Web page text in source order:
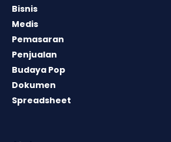
Bisnis
Medis
Pemasaran
Penjualan
Budaya Pop
Dokumen
Spreadsheet